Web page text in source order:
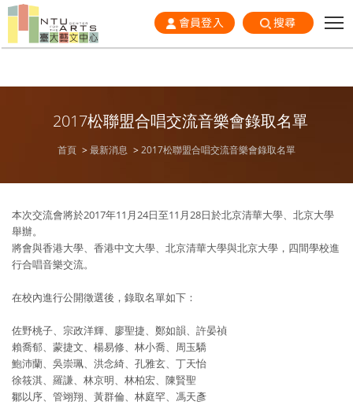
會員登入 搜尋
2017松聯盟合唱交流音樂會錄取名單
首頁 最新消息 2017松聯盟合唱交流音樂會錄取名單
本次交流會將於2017年11月24日至11月28日於北京清華大學、北京大學
舉辦。
將會與香港大學、香港中文大學、北京清華大學與北京大學，四間學校進
行合唱音樂交流。
在校內進行公開徵選後，錄取名單如下：
佐野桃子、宗政洋輝、廖聖捷、鄭如韻、許晏禎
賴喬郁、蒙捷文、楊易修、林小喬、周玉驕
鮑沛蘭、吳崇珮、洪念綺、孔雅玄、丁天怡
徐筱淇、羅謙、林京明、林柏宏、陳賢聖
鄒以序、管翊翔、黃群倫、林庭罕、馮天彥